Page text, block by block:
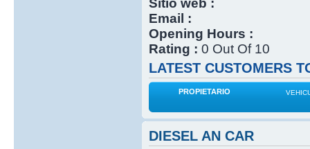
Email :
Opening Hours :
Rating : 0 Out Of 10
LATEST CUSTOMERS
PROPIETARIO
DIESEL AN CAR